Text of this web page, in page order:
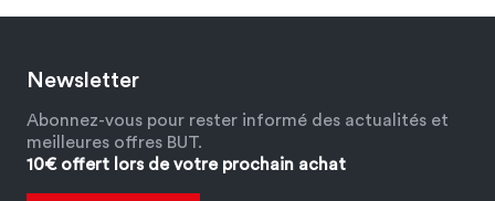
Newsletter
Abonnez-vous pour rester informé des actualités et
meilleures offres BUT.
10€ offert lors de votre prochain achat